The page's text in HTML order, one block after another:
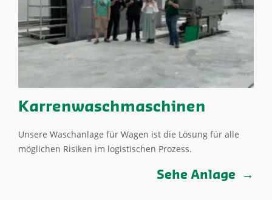
Karrenwaschmaschinen
Unsere Waschanlage für Wagen ist die Lösung für alle
möglichen Risiken im logistischen Prozess.
Sehe Anlage